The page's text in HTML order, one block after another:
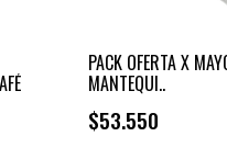
PACK OFERTA X
MANTEQUI..
$53.550